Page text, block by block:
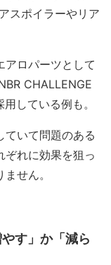
スポイラーやリア
アロパーツとして
CHALLENGE
している例も。
ていて問題のある
ぞれに効果を狙っ
せん。
す」か「減ら